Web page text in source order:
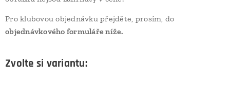
Pro klubovou objednávku přejděte, prosím, do
objednávkového formuláře níže.
Zvolte si variantu: